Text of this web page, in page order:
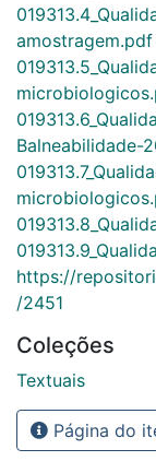
amostragem.pdf
Balneabilidade-
https://
/2451
Coleções
Textuais
Página do